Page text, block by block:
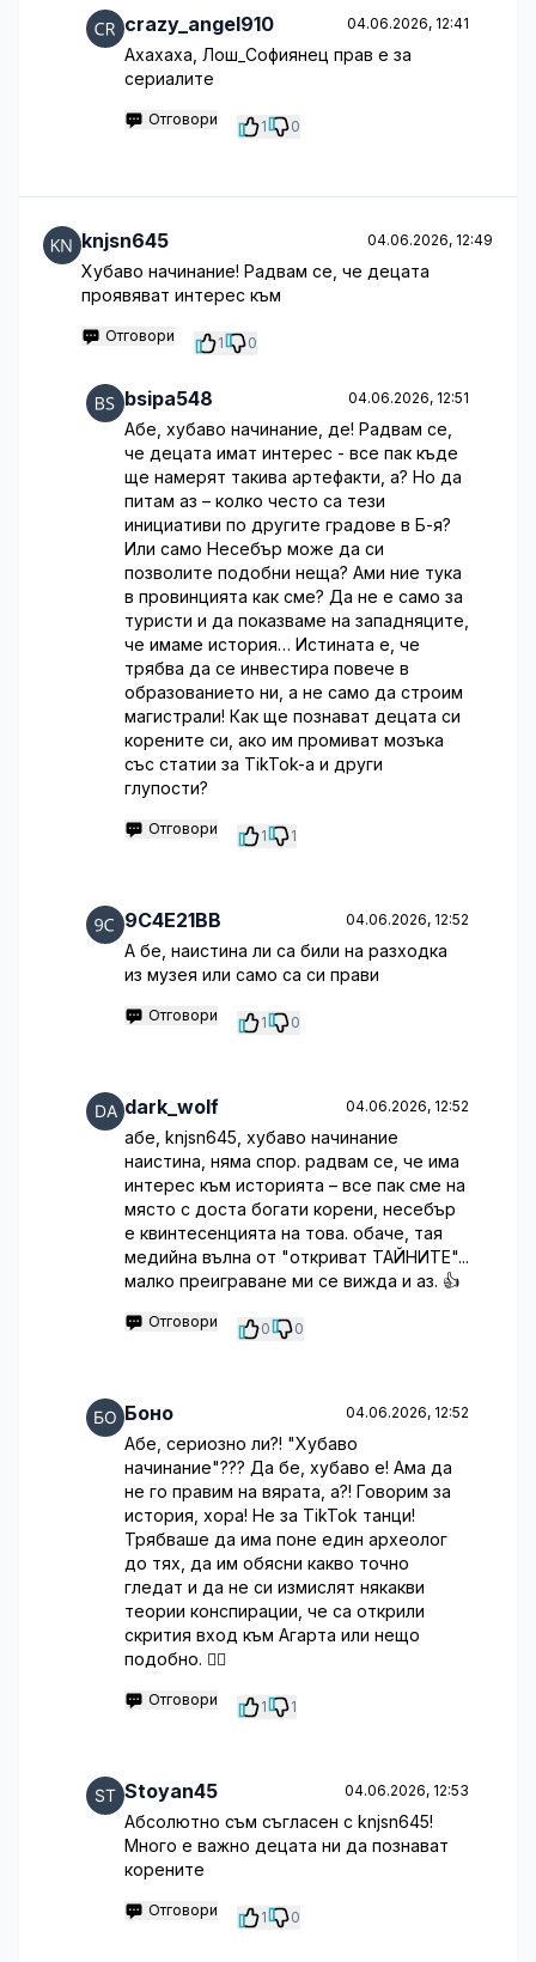
crazy_angel910 04.06.2026, 12:41
Ахахаха, Лош_Софиянец прав е за
сериалите
Отговори 1 0
knjsn645 04.06.2026, 12:49
Хубаво начинание! Радвам се, че децата
проявяват интерес към
Отговори 1 0
bsipa548 04.06.2026, 12:51
Абе, хубаво начинание, де! Радвам се,
че децата имат интерес - все пак къде
ще намерят такива артефакти, а? Но да
питам аз – колко често са тези
инициативи по другите градове в Б-я?
Или само Несебър може да си
позволите подобни неща? Ами ние тука
в провинцията как сме? Да не е само за
туристи и да показваме на западняците,
че имаме история… Истината е, че
трябва да се инвестира повече в
образованието ни, а не само да строим
магистрали! Как ще познават децата си
корените си, ако им промиват мозъка
със статии за TikTok-а и други
глупости?
Отговори 1 1
9C4E21BB 04.06.2026, 12:52
А бе, наистина ли са били на разходка
из музея или само са си прави
Отговори 1 0
dark_wolf 04.06.2026, 12:52
абе, knjsn645, хубаво начинание
наистина, няма спор. радвам се, че има
интерес към историята – все пак сме на
място с доста богати корени, несебър
е квинтесенцията на това. обаче, тая
медийна вълна от "откриват ТАЙНИТЕ"...
малко преиграване ми се вижда и аз. 👍
Отговори 0 0
Боно 04.06.2026, 12:52
Абе, сериозно ли?! "Хубаво
начинание"??? Да бе, хубаво е! Ама да
не го правим на вярата, а?! Говорим за
история, хора! Не за TikTok танци!
Трябваше да има поне един археолог
до тях, да им обясни какво точно
гледат и да не си измислят някакви
теории конспирации, че са открили
скрития вход към Агарта или нещо
подобно. 🤷‍♂️
Отговори 1 1
Stoyan45 04.06.2026, 12:53
Абсолютно съм съгласен с knjsn645!
Много е важно децата ни да познават
корените
Отговори 1 0